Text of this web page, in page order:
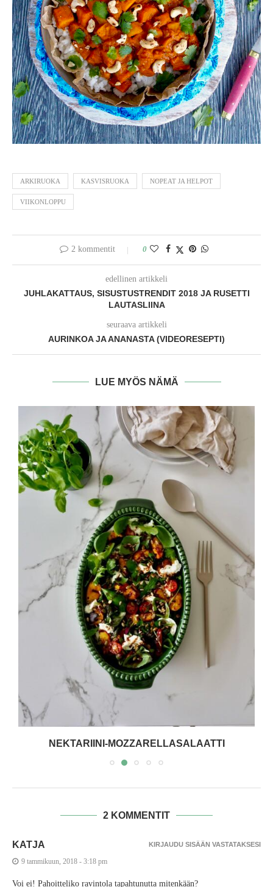
ARKIRUOKA KASVISRUOKA NOPEAT JA HELPOT
VIIKONLOPPU
2 kommentit 0
edellinen artikkeli
JUHLAKATTAUS, SISUSTUSTRENDIT 2018 JA RUSETTI
LAUTASLIINA
seuraava artikkeli
AURINKOA JA ANANASTA (VIDEORESEPTI)
LUE MYÖS NÄMÄ
NEKTARIINI-MOZZARELLASALAATTI
2 KOMMENTIT
KATJA
9 tammikuun, 2018 - 3:18 pm
Voi ei! Pahoitteliko ravintola tapahtunutta mitenkään?
KIRJAUDU SISÄÄN VASTATAKSESI